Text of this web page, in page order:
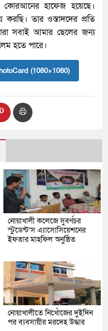
হাফেজ হয়েছে।
তার ওস্তাদদের প্রতি
সবাই আমার ছেলের জন্য
হতে পারে।
(1080×1080)
নোয়াখালী কলেজে সুবর্ণচর
স্টুডেন্ট’স এ্যাসোসিয়েশনের
ইফতার মাহফিল অনুষ্ঠিত
নোয়াখালীতে নিখোঁজের দুইদিন
পর ব্যবসায়ীর মরদেহ উদ্ধার